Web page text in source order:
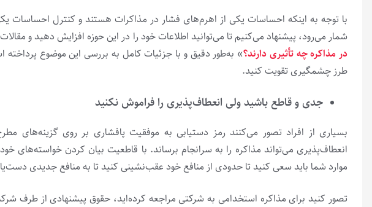
با توجه‌ به اینکه احساسات یکی از اهرم‌های فشار در مذاکرات هستند و کنترل احساسات
شمار می‌رود، پیشنهاد می‌کنیم تا می‌توانید اطلاعات خود را در این حوزه افزایش دهید و
در مذاکره چه تأثیری دارند؟» به‌طور دقیق و با جزئیات کامل به بررسی این موضوع
طرز چشمگیری تقویت کنید.
جدی و قاطع باشید ولی انعطاف‌پذیری را فراموش نکنید
بسیاری از افراد تصور می‌کنند رمز دستیابی به موفقیت پافشاری بر روی گزینه‌های
انعطاف‌پذیری می‌تواند مذاکره را به سرانجام برساند. با قاطعیت بیان کردن
موارد شما باید سعی کنید تا حدودی از منافع خود عقب‌نشینی کنید تا به منافع جدیدی
تصور کنید برای مذاکره‌ استخدامی به شرکتی مراجعه کرده‌اید، حقوق پیشنهادی از طرف